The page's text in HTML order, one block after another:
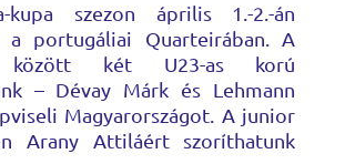
kupa szezon április 1.-2.-án
a portugáliai Quarteirában. A
között két U23-as korú
– Dévay Márk és Lehmann
Magyarországot. A junior
Arany Attiláért szoríthatunk